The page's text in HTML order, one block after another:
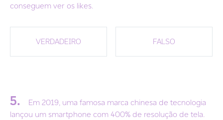
conseguem ver os likes.
VERDADEIRO FALSO
5.
Em 2019, uma famosa marca chinesa de tecnologia
lançou um smartphone com 400% de resolução de tela.